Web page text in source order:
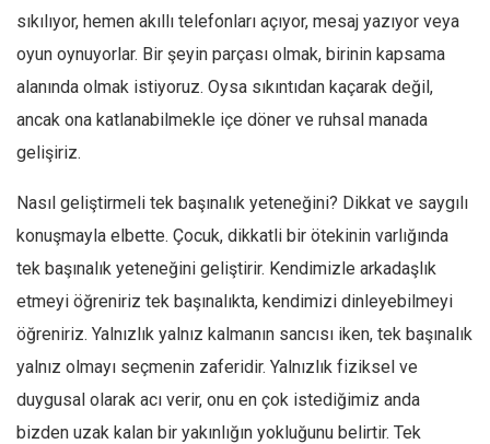
Karisi kitap sualleri
7 soruda bu hafta
Ekonomi
Spor
Sağlık
Gıda-Beslenme
Hayat
Türkiye
sıkılıyor, hemen akıllı telefonları açıyor, mesaj yazıyor veya
oyun oynuyorlar. Bir şeyin parçası olmak, birinin kapsama
alanında olmak istiyoruz. Oysa sıkıntıdan kaçarak değil,
ancak ona katlanabilmekle içe döner ve ruhsal manada
gelişiriz.
Nasıl geliştirmeli tek başınalık yeteneğini? Dikkat ve saygılı
konuşmayla elbette. Çocuk, dikkatli bir ötekinin varlığında
tek başınalık yeteneğini geliştirir. Kendimizle arkadaşlık
etmeyi öğreniriz tek başınalıkta, kendimizi dinleyebilmeyi
öğreniriz. Yalnızlık yalnız kalmanın sancısı iken, tek başınalık
yalnız olmayı seçmenin zaferidir. Yalnızlık fiziksel ve
duygusal olarak acı verir, onu en çok istediğimiz anda
bizden uzak kalan bir yakınlığın yokluğunu belirtir. Tek